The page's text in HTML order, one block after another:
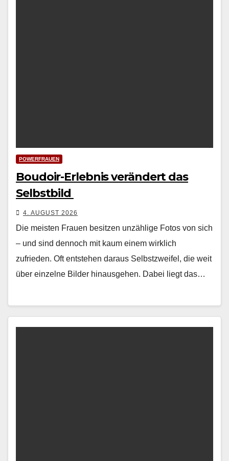
POWERFRAUEN
Boudoir-Erlebnis verändert das
Selbstbild
4. AUGUST 2026
Die meis­ten Frauen besitzen unzäh­lige Fotos von sich
– und sind den­noch mit kaum einem wirk­lich
zufrieden. Oft entste­hen daraus Selb­stzweifel, die weit
über einzelne Bilder hin­aus­ge­hen. Dabei liegt das…